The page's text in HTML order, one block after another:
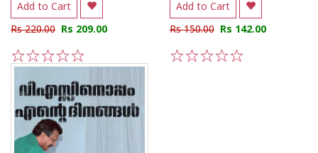
Add to Cart
Rs 220.00 Rs 209.00
5
4
3
2
1
Add to Cart
Rs 150.00 Rs 142.00